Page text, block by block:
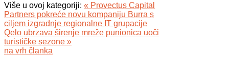
Više u ovoj kategoriji: « Provectus Capital
Partners pokreće novu kompaniju Burra s
ciljem izgradnje regionalne IT grupacije
Qelo ubrzava širenje mreže punionica uoči
turističke sezone »
na vrh članka